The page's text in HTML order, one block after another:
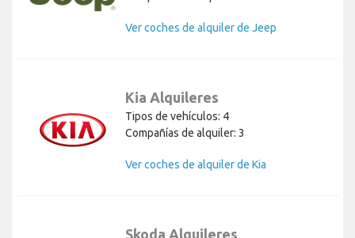
Ver coches de alquiler de Jeep
Kia Alquileres
Tipos de vehículos: 4
Compañías de alquiler: 3
Ver coches de alquiler de Kia
Skoda Alquileres